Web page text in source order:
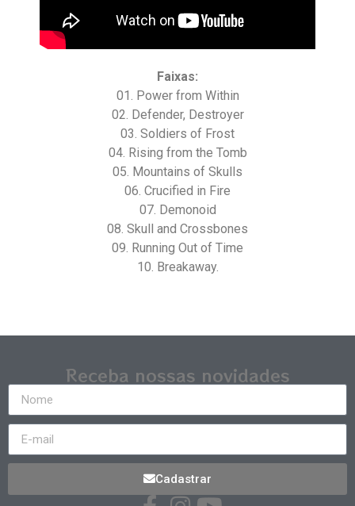
Faixas:
01. Power from Within
02. Defender, Destroyer
03. Soldiers of Frost
04. Rising from the Tomb
05. Mountains of Skulls
06. Crucified in Fire
07. Demonoid
08. Skull and Crossbones
09. Running Out of Time
10. Breakaway.
Receba nossas novidades
Cadastrar